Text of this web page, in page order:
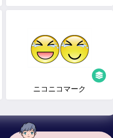
ニコニコマーク